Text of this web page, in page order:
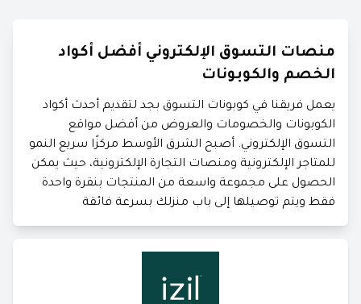
منصات التسوق الإلكتروني أفضل أكواد
الخصم والكوبونات
يعمل فريقنا في كوبونات التسوق بجد لتقديم أحدث أكواد
الكوبونات والخصومات والعروض من أفضل مواقع
التسوق الإلكتروني. أصبح الشرق الأوسط مركزًا سريع النمو
للمتاجر الإلكترونية ومنصات التجارة الإلكترونية، حيث يمكن
الحصول على مجموعة واسعة من المنتجات بنقرة واحدة
فقط ويتم توصيلها إلى باب منزلك بسرعة فائقة